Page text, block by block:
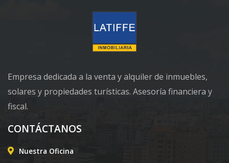
Empresa dedicada a la venta y alquiler de inmuebles,
solares y propiedades turísticas. Asesoría financiera y
fiscal.
CONTÁCTANOS
Nuestra Oficina